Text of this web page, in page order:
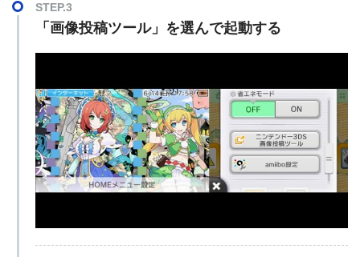
STEP.3
「画像投稿ツール」を選んで起動する